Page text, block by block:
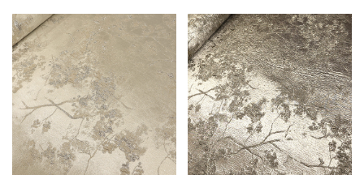
5.100,00 RSD.